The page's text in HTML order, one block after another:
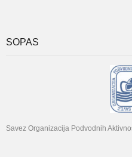
SOPAS
Savez Organizacija Podvodnih